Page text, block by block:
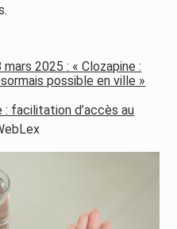
2025 : « Clozapine :
possible en ville »
facilitation d’accès au